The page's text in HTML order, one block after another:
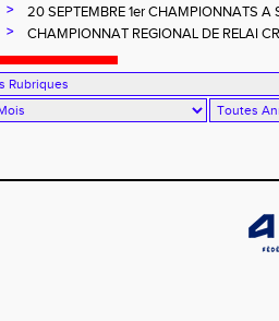
>
20 SEPTEMBRE 1er CHAMPIONNATS A
RENCONTRE OFFICIELS A LA FARLEDE
>
CHAMPIONNAT REGIONAL DE RELAI